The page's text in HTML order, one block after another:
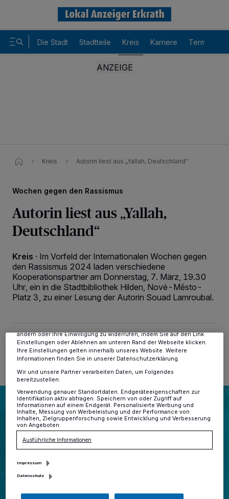
Die Stadt Stadtteile Kreis Karriere Termine
Kreis Autorin liest aus „Yallah, Deutschland“​
Wochen gegen den Rassismus
Autorin liest aus „Yallah,
Deutschland“
Kreis · Im Vorfeld der Internationalen Wochen gegen
den Rassismus 2024 laden verschiedene
Kooperationspartner am Donnerstag, 7. März, 19.30
Uhr, ein in die Stadtbibliothek Hilden, Nové-Město-
Platz 3, zu einer Lesung der Autorin Souad Lamroubal.
27.02.2024 , 10:53 Uhr 2 Minuten Lesezeit
Wir und unsere218-Partner speichern und greifen auf
personenbezogene Daten wie Browserdaten oder eindeutige
Kennungen auf Ihrem Gerät zu. Durch Auswahl von OK aktivieren Sie
Tracking-Technologien für die unter „Wir und unsere Partner
verarbeiten Daten, um Ihnen Dienste bereitzustellen“ aufgeführten
ändern oder Ihre Einwilligung zu widerrufen, indem Sie auf den Link
Einstellungen oder Ablehnen am unteren Rand der Webseite klicken.
Ihre Einstellungen gelten innerhalb unseres Website. Weitere
Informationen finden Sie in unserer Datenschutzerklärung.
Wir und unsere Partner verarbeiten Daten, um Folgendes
bereitzustellen:
Verwendung genauer Standortdaten. Endgeräteeigenschaften zur
Identifikation aktiv abfragen. Speichern von oder Zugriff auf
Informationen auf einem Endgerät. Personalisierte Werbung und
Inhalte, Messung von Werbeleistung und der Performance von
Inhalten, Zielgruppenforschung sowie Entwicklung und Verbesserung
von Angeboten.
Ausführliche Informationen
Impressum
Datenschutz